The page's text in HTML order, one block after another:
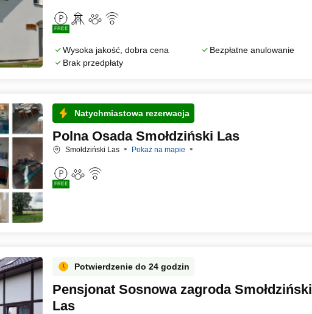
FREE
Wysoka jakość, dobra cena
Bezpłatne anulowanie
Brak przedpłaty
Natychmiastowa rezerwacja
Polna Osada Smołdziński Las
Smołdziński Las Pokaż na mapie
FREE
Potwierdzenie do 24 godzin
Pensjonat Sosnowa zagroda Smołdziński
Las